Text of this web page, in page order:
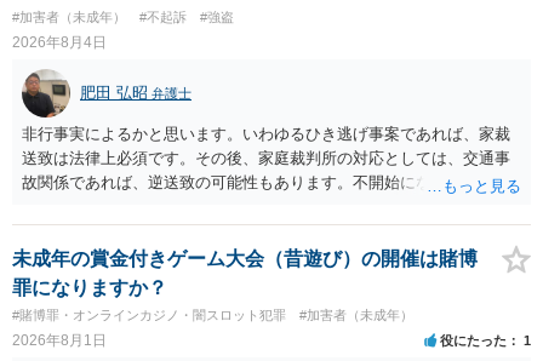
#加害者（未成年） #不起訴 #強盗
2026年8月4日
肥田 弘昭 弁護士
非行事実によるかと思います。いわゆるひき逃げ事案であれば、家裁
送致は法律上必須です。その後、家庭裁判所の対応としては、交通事
故関係であれば、逆送致の可能性もあります。不開始になるかどうか
未成年の賞金付きゲーム大会（昔遊び）の開催は賭博
罪になりますか？
#賭博罪・オンラインカジノ・闇スロット犯罪 #加害者（未成年）
2026年8月1日 役にたった 1